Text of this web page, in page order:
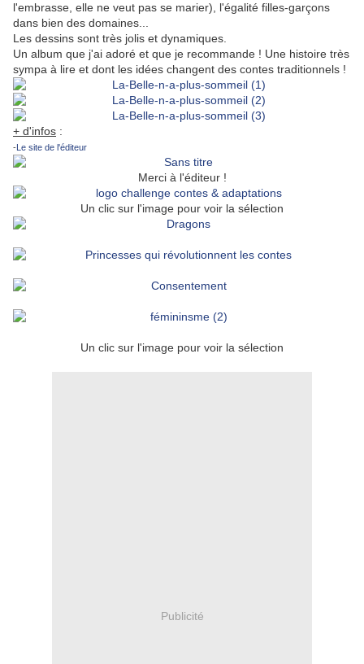
l'embrasse, elle ne veut pas se marier), l'égalité filles-garçons
dans bien des domaines...
Les dessins sont très jolis et dynamiques.
Un album que j'ai adoré et que je recommande ! Une histoire très
sympa à lire et dont les idées changent des contes traditionnels !
+ d'infos :
-Le site de l'éditeur
Merci à l'éditeur !
Un clic sur l'image pour voir la sélection
Un clic sur l'image pour voir la sélection
Publicité